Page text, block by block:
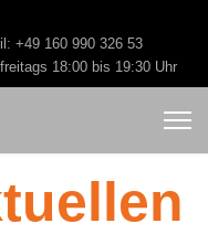
+49 160 990 326 53
18:00 bis 19:30 Uhr